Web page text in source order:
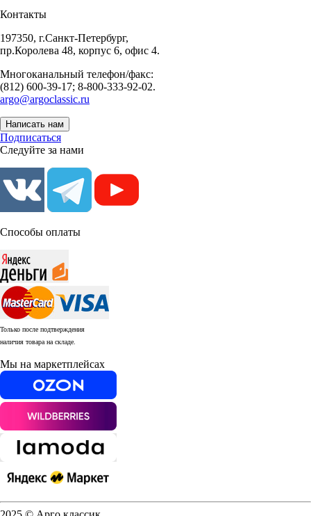
Контакты
197350, г.Санкт-Петербург,
пр.Королева 48, корпус 6, офис 4.
Многоканальный телефон/факс:
(812) 600-39-17; 8-800-333-92-02.
argo@argoclassic.ru
Написать нам
Подписаться
Следуйте за нами
Способы оплаты
Только после подтверждения
наличия товара на складе.
Мы на маркетплейсах